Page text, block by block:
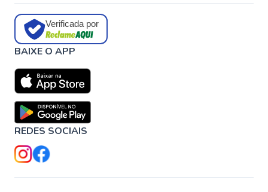
Verificada por
BAIXE O APP
REDES SOCIAIS